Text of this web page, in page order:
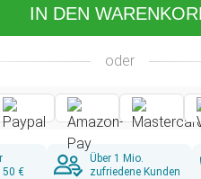
IN DEN
oder
50 €
Über 1 Mio.
zufriedene Kunden